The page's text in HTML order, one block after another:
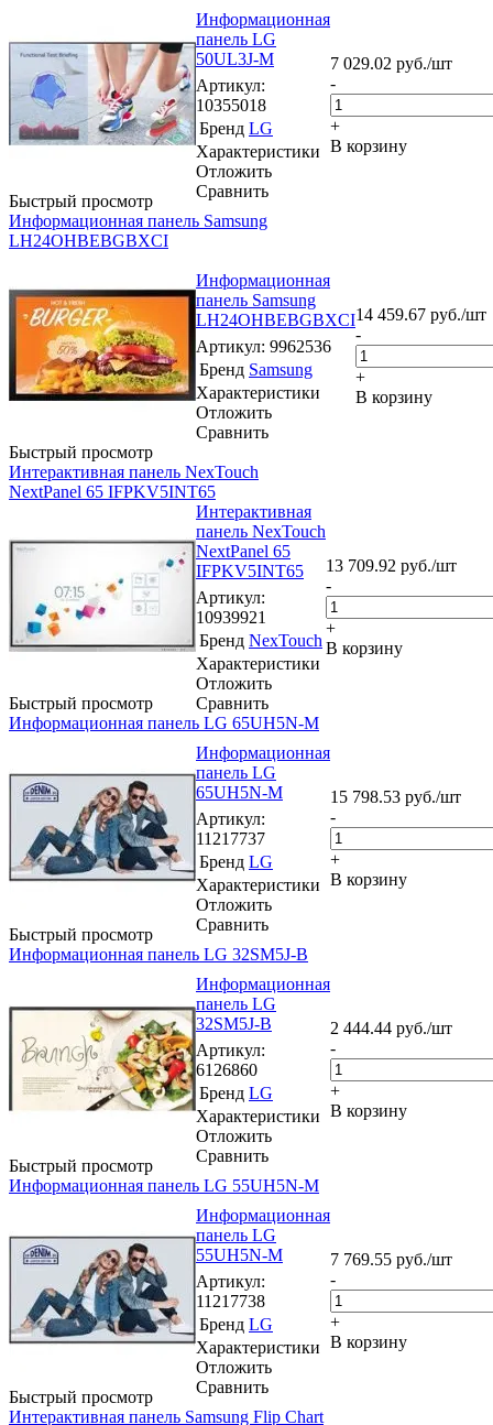
Быстрый просмотр
Информационная
панель LG
50UL3J-M
Артикул:
10355018
Бренд LG
Характеристики
Отложить
Сравнить
7 029.02 руб./шт
-
+
В корзину
Информационная панель Samsung
LH24OHBEBGBXCI
Быстрый просмотр
Информационная
панель Samsung
LH24OHBEBGBXCI
Артикул: 9962536
Бренд Samsung
Характеристики
Отложить
Сравнить
14 459.67 руб./шт
-
+
В корзину
Интерактивная панель NexTouch
NextPanel 65 IFPKV5INT65
Быстрый просмотр
Интерактивная
панель NexTouch
NextPanel 65
IFPKV5INT65
Артикул:
10939921
Бренд NexTouch
Характеристики
Отложить
Сравнить
13 709.92 руб./шт
-
+
В корзину
Информационная панель LG 65UH5N-M
Быстрый просмотр
Информационная
панель LG
65UH5N-M
Артикул:
11217737
Бренд LG
Характеристики
Отложить
Сравнить
15 798.53 руб./шт
-
+
В корзину
Информационная панель LG 32SM5J-B
Быстрый просмотр
Информационная
панель LG
32SM5J-B
Артикул:
6126860
Бренд LG
Характеристики
Отложить
Сравнить
2 444.44 руб./шт
-
+
В корзину
Информационная панель LG 55UH5N-M
Быстрый просмотр
Информационная
панель LG
55UH5N-M
Артикул:
11217738
Бренд LG
Характеристики
Отложить
Сравнить
7 769.55 руб./шт
-
+
В корзину
Интерактивная панель Samsung Flip Chart